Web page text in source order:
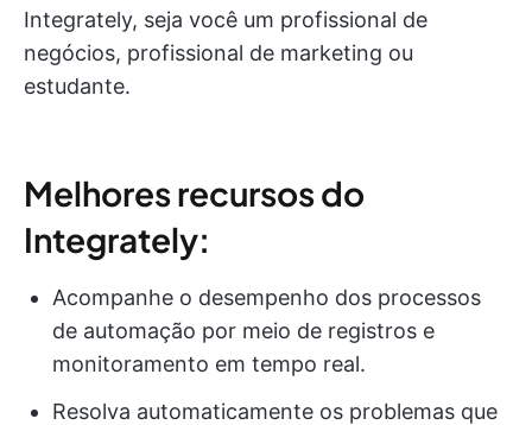
Integrately, seja você um profissional de
negócios, profissional de marketing ou
estudante.
Melhores recursos do
Integrately:
Acompanhe o desempenho dos processos
de automação por meio de registros e
monitoramento em tempo real.
Resolva automaticamente os problemas que